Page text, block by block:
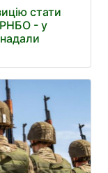
стати
РНБО - у